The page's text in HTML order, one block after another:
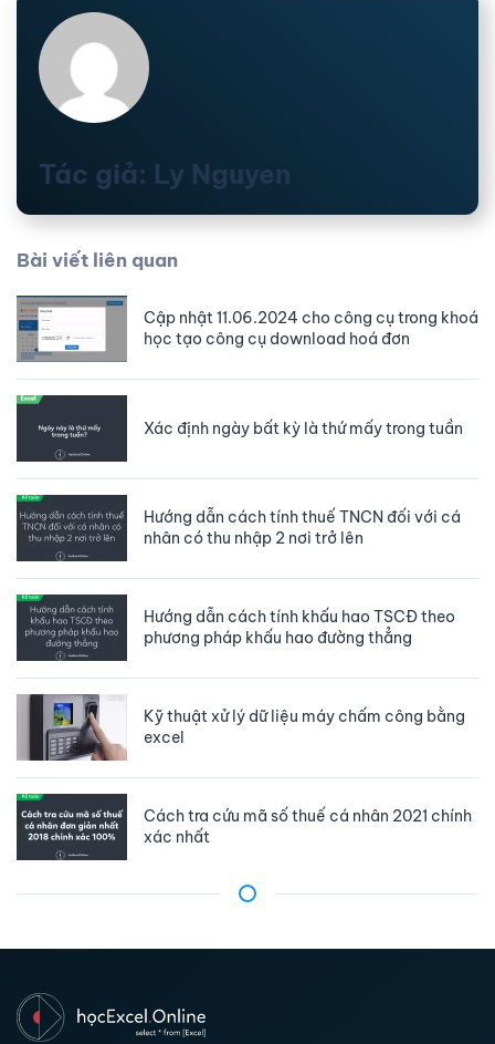
Tác giả: Ly Nguyen
Bài viết liên quan
Cập nhật 11.06.2024 cho công cụ trong khoá
học tạo công cụ download hoá đơn
Xác định ngày bất kỳ là thứ mấy trong tuần
Hướng dẫn cách tính thuế TNCN đối với cá
nhân có thu nhập 2 nơi trở lên
Hướng dẫn cách tính khấu hao TSCĐ theo
phương pháp khấu hao đường thẳng
Kỹ thuật xử lý dữ liệu máy chấm công bằng
excel
Cách tra cứu mã số thuế cá nhân 2021 chính
xác nhất